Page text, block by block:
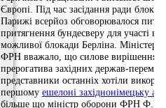
Європі. Під час засідання ради блоку
Парижі всерйоз обговорювалося
притягнення бундесверу для участі в
можливої ​​блокади Берліна.
ФРН вважало, що силове вирішення
прерогатива західних держав-
представники останніх хотіли
першому ешелоні західнонімецьку
більше що міністр оборони ФРН Ф.Й.